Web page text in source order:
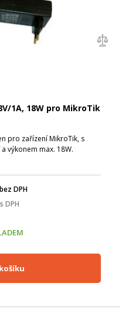
1A, 18W pro MikroTik
pro zařízení MikroTik, s
výkonem max. 18W.
bez DPH
s DPH
košíku